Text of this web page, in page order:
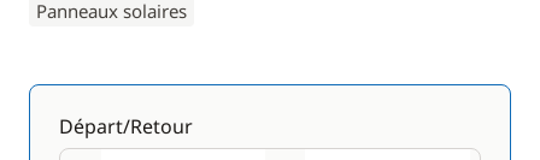
Panneaux solaires
Départ/Retour